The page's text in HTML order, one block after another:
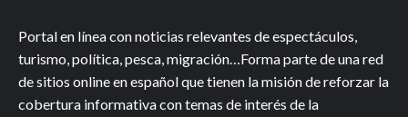
Portal en línea con noticias relevantes de espectáculos,
turismo, política, pesca, migración…Forma parte de una red
de sitios online en español que tienen la misión de reforzar la
cobertura informativa con temas de interés de la